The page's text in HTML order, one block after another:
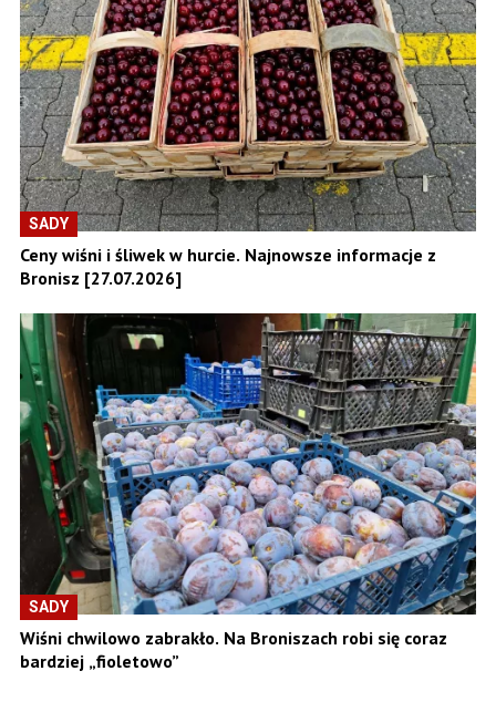
SADY
Ceny wiśni i śliwek w hurcie. Najnowsze informacje z
Bronisz [27.07.2026]
SADY
Wiśni chwilowo zabrakło. Na Broniszach robi się coraz
bardziej „fioletowo”